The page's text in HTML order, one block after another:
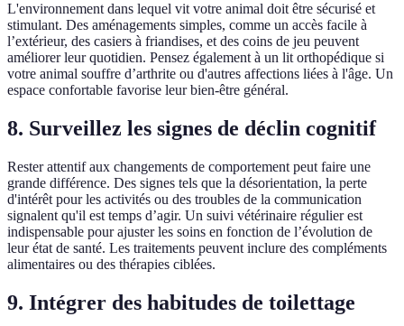
L'environnement dans lequel vit votre animal doit être sécurisé et
stimulant. Des aménagements simples, comme un accès facile à
l’extérieur, des casiers à friandises, et des coins de jeu peuvent
améliorer leur quotidien. Pensez également à un lit orthopédique si
votre animal souffre d’arthrite ou d'autres affections liées à l'âge. Un
espace confortable favorise leur bien-être général.
8. Surveillez les signes de déclin cognitif
Rester attentif aux changements de comportement peut faire une
grande différence. Des signes tels que la désorientation, la perte
d'intérêt pour les activités ou des troubles de la communication
signalent qu'il est temps d’agir. Un suivi vétérinaire régulier est
indispensable pour ajuster les soins en fonction de l’évolution de
leur état de santé. Les traitements peuvent inclure des compléments
alimentaires ou des thérapies ciblées.
9. Intégrer des habitudes de toilettage